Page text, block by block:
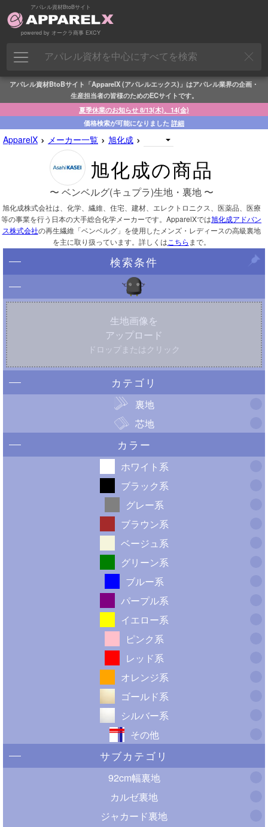
アパレル資材BtoBサイト
powered by オークラ商事 EXCY
アパレル資材BtoBサイト「ApparelX (アパレルエックス)」はアパレル業界の企画・
生産担当者の皆様のためのECサイトです。
夏季休業のお知らせ 8/13(木)、14(金)
価格検索が可能になりました 詳細
ApparelX › メーカー一覧 › 旭化成 ›
旭化成の商品
〜 ベンベルグ(キュプラ)生地・裏地 〜
旭化成株式会社は、化学、繊維、住宅、建材、エレクトロニクス、医薬品、医療
等の事業を行う日本の大手総合化学メーカーです。ApparelXでは旭化成アドバン
ス株式会社の再生繊維「ベンベルグ」を使用したメンズ・レディースの高級裏地
を主に取り扱っています。詳しくは こちら まで。
検索条件
生地画像を
アップロード
ドロップまたはクリック
カテゴリ
裏地
芯地
カラー
ホワイト系
ブラック系
グレー系
ブラウン系
ベージュ系
グリーン系
ブルー系
パープル系
イエロー系
ピンク系
レッド系
オレンジ系
ゴールド系
シルバー系
その他
サブカテゴリ
92cm幅裏地
カルゼ裏地
ジャカード裏地